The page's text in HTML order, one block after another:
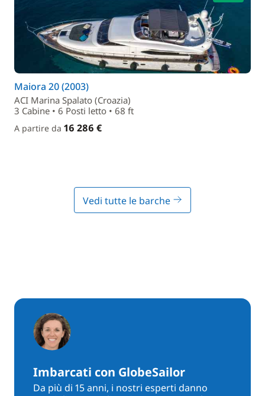
Maiora 20 (2003)
ACI Marina Spalato (Croazia)
3 Cabine • 6 Posti letto • 68 ft
A partire da 16 286 €
Vedi tutte le barche
Imbarcati con GlobeSailor
Da più di 15 anni, i nostri esperti danno